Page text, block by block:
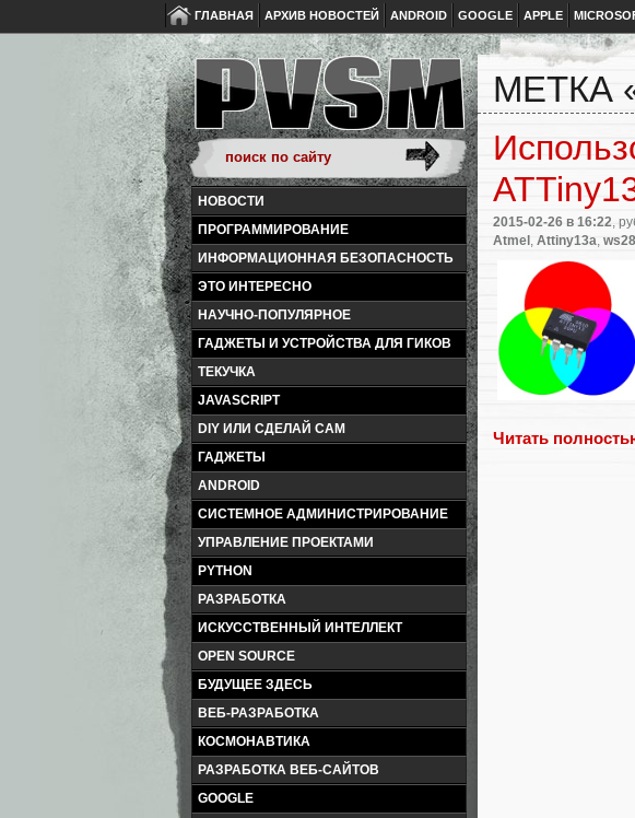
ГЛАВНАЯ АРХИВ НОВОСТЕЙ ANDROID GOOGLE APPLE
НОВОСТИ
ПРОГРАММИРОВАНИЕ
ИНФОРМАЦИОННАЯ БЕЗОПАСНОСТЬ
ЭТО ИНТЕРЕСНО
НАУЧНО-ПОПУЛЯРНОЕ
ГАДЖЕТЫ И УСТРОЙСТВА ДЛЯ ГИКОВ
ТЕКУЧКА
JAVASCRIPT
DIY ИЛИ СДЕЛАЙ САМ
ГАДЖЕТЫ
ANDROID
СИСТЕМНОЕ АДМИНИСТРИРОВАНИЕ
УПРАВЛЕНИЕ ПРОЕКТАМИ
PYTHON
РАЗРАБОТКА
ИСКУССТВЕННЫЙ ИНТЕЛЛЕКТ
OPEN SOURCE
БУДУЩЕЕ ЗДЕСЬ
ВЕБ-РАЗРАБОТКА
КОСМОНАВТИКА
РАЗРАБОТКА ВЕБ-САЙТОВ
GOOGLE
МЕТКА
2015-02-26 в 16:22,
Atmel , Attiny13a,
Читать